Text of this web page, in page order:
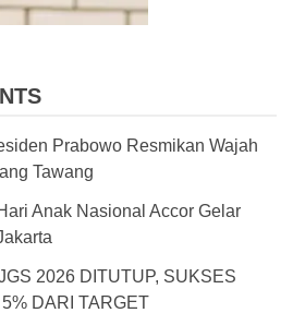
Prabowo Resmikan Wajah
Tawang
Anak Nasional Accor Gelar
2026 DITUTUP, SUKSES
DARI TARGET